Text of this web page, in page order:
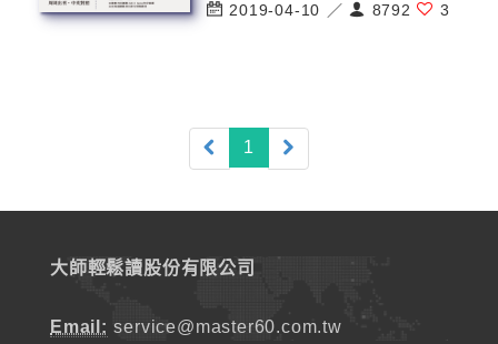
2019-04-10 ／ 8792 3
1 (current)
大師輕鬆讀股份有限公司
Email: service@master60.com.tw